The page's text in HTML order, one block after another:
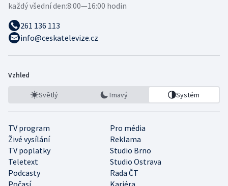
každý všední den:8:00—16:00 hodin
261 136 113
info@ceskatelevize.cz
Vzhled
Světlý Tmavý Systém
TV program
Pro média
Živé vysílání
Reklama
TV poplatky
Studio Brno
Teletext
Studio Ostrava
Podcasty
Rada ČT